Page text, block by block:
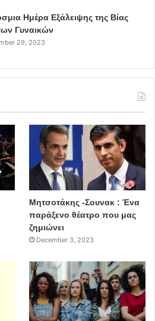
Ημέρα Εξάλειψης της Βίας
Γυναικών
29, 2023
Μητσοτάκης -Σουνακ : Ένα
παράξενο θέατρο που μας
ζημιώνει
December 3, 2023